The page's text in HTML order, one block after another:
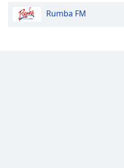
Rumba FM